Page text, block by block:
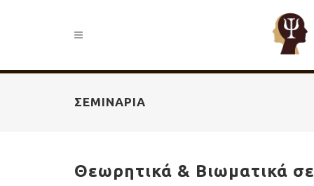
ΣΕΜΙΝΆΡΙΑ
Θεωρητικά & Βιωματικά